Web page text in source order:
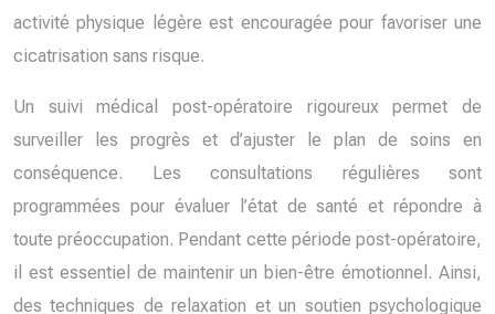
activité physique légère est encouragée pour favoriser une
cicatrisation sans risque.
Un suivi médical post-opératoire rigoureux permet de
surveiller les progrès et d’ajuster le plan de soins en
conséquence. Les consultations régulières sont
programmées pour évaluer l’état de santé et répondre à
toute préoccupation. Pendant cette période post-opératoire,
il est essentiel de maintenir un bien-être émotionnel. Ainsi,
des techniques de relaxation et un soutien psychologique